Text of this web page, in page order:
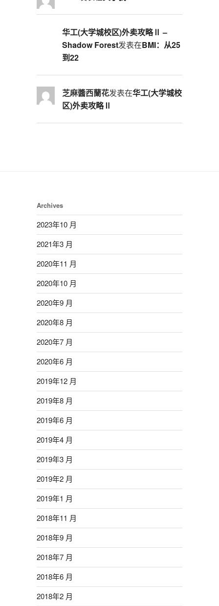
华工(大学城校区)外卖攻略Ⅱ –
Shadow Forest发表在BMI：从25
到22
芝麻醬西蘭花发表在华工(大学城校
区)外卖攻略Ⅱ
Archives
2023年10 月
2021年3 月
2020年11 月
2020年10 月
2020年9 月
2020年8 月
2020年7 月
2020年6 月
2019年12 月
2019年8 月
2019年6 月
2019年4 月
2019年3 月
2019年2 月
2019年1 月
2018年11 月
2018年9 月
2018年7 月
2018年6 月
2018年2 月